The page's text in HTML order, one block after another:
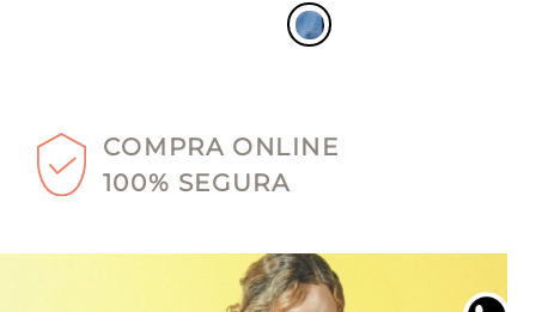
COMPRA ONLINE
100% SEGURA